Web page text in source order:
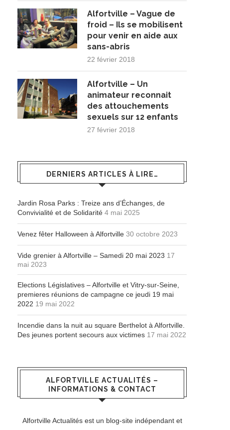
Alfortville – Vague de
froid – Ils se mobilisent
pour venir en aide aux
sans-abris
22 février 2018
Alfortville – Un
animateur reconnait
des attouchements
sexuels sur 12 enfants
27 février 2018
DERNIERS ARTICLES À LIRE…
Jardin Rosa Parks : Treize ans d’Échanges, de
Convivialité et de Solidarité 4 mai 2025
Venez fêter Halloween à Alfortville 30 octobre 2023
Vide grenier à Alfortville – Samedi 20 mai 2023 17
mai 2023
Elections Législatives – Alfortville et Vitry-sur-Seine,
premieres réunions de campagne ce jeudi 19 mai
2022 19 mai 2022
Incendie dans la nuit au square Berthelot à Alfortville.
Des jeunes portent secours aux victimes 17 mai 2022
ALFORTVILLE ACTUALITÉS –
INFORMATIONS & CONTACT
Alfortville Actualités est un blog-site indépendant et